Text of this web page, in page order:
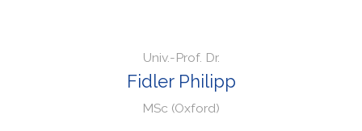
Univ.-Prof. Dr.
Fidler Philipp
MSc (Oxford)